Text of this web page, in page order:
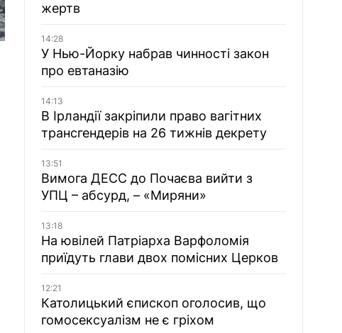
жертв
14:28
У Нью-Йорку набрав чинності закон
про евтаназію
14:13
В Ірландії закріпили право вагітних
трансгендерів на 26 тижнів декрету
13:51
Вимога ДЕСС до Почаєва вийти з
УПЦ – абсурд, – «Миряни»
13:18
На ювілей Патріарха Варфоломія
приїдуть глави двох помісних Церков
12:21
Католицький єпископ оголосив, що
гомосексуалізм не є гріхом